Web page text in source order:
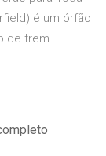
é um órfão
de trem.